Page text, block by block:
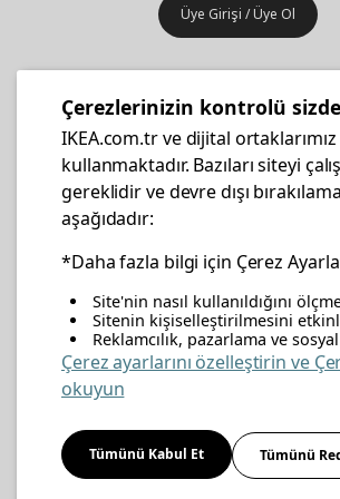
Üye Girişi / Üye Ol
İş yeri mobilya ve aksesuar
alışverişleriniz IKEA
ile daha hesaplı.
facebooktwitter
Enerji Politikası Bilgi
Kişisel Verilerin Korunması
Çerezlerinizin kontrolü
IKEA.com.tr ve dijital
kullanmaktadır. Bazıları siteyi
gereklidir ve devre dışı
aşağıdadır:
*Daha fazla bilgi için Çerez
Site'nin nasıl kullanıldığını
Sitenin kişiselleştirilmesini
Reklamcılık, pazarlama ve
Çerez ayarlarını özelleştirin ve
okuyun
Tümünü Kabul Et Tümünü